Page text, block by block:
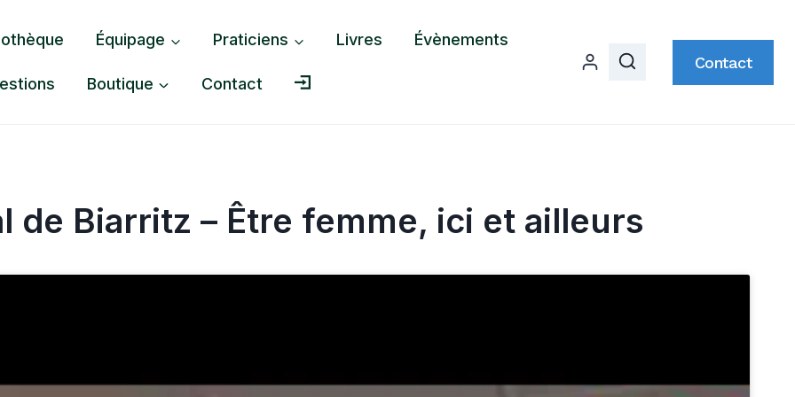
Équipage Praticiens Livres Évènements
Boutique Contact
Contact
de Biarritz – Être femme, ici et ailleurs